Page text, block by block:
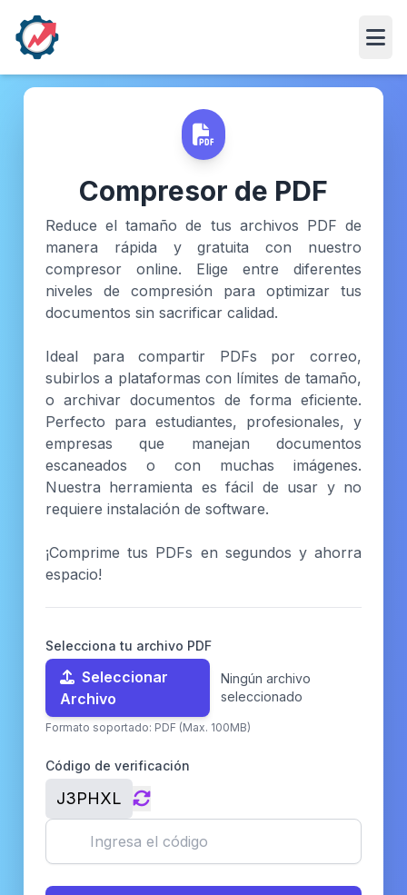
Compresor de PDF
Reduce el tamaño de tus archivos PDF de
manera rápida y gratuita con nuestro
compresor online. Elige entre diferentes
niveles de compresión para optimizar tus
documentos sin sacrificar calidad.
Ideal para compartir PDFs por correo,
subirlos a plataformas con límites de tamaño,
o archivar documentos de forma eficiente.
Perfecto para estudiantes, profesionales, y
empresas que manejan documentos
escaneados o con muchas imágenes.
Nuestra herramienta es fácil de usar y no
requiere instalación de software.
¡Comprime tus PDFs en segundos y ahorra
espacio!
Selecciona tu archivo PDF
Seleccionar
Archivo
Ningún archivo
seleccionado
Formato soportado: PDF (Max. 100MB)
Código de verificación
J3PHXL